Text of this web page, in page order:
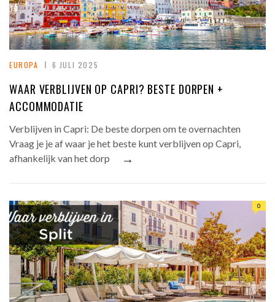
EUROPA 6 JULI 2025
WAAR VERBLIJVEN OP CAPRI? BESTE DORPEN +
ACCOMMODATIE
Verblijven in Capri: De beste dorpen om te overnachten
Vraag je je af waar je het beste kunt verblijven op Capri,
afhankelijk van het dorp
→
0